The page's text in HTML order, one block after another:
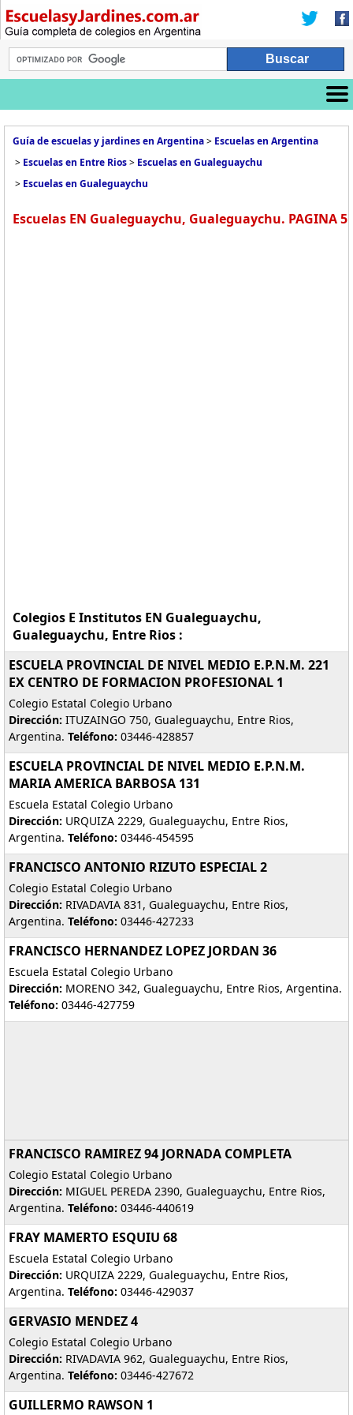
Guía de escuelas y jardines en Argentina> Escuelas en Argentina
> Escuelas en Entre Rios> Escuelas en Gualeguaychu
> Escuelas en Gualeguaychu
Escuelas EN Gualeguaychu, Gualeguaychu. PAGINA 5
Colegios E Institutos EN Gualeguaychu,
Gualeguaychu, Entre Rios :
ESCUELA PROVINCIAL DE NIVEL MEDIO E.P.N.M. 221
EX CENTRO DE FORMACION PROFESIONAL 1
Colegio Estatal Colegio Urbano
Dirección: ITUZAINGO 750, Gualeguaychu, Entre Rios,
Argentina. Teléfono: 03446-428857
ESCUELA PROVINCIAL DE NIVEL MEDIO E.P.N.M.
MARIA AMERICA BARBOSA 131
Escuela Estatal Colegio Urbano
Dirección: URQUIZA 2229, Gualeguaychu, Entre Rios,
Argentina. Teléfono: 03446-454595
FRANCISCO ANTONIO RIZUTO ESPECIAL 2
Colegio Estatal Colegio Urbano
Dirección: RIVADAVIA 831, Gualeguaychu, Entre Rios,
Argentina. Teléfono: 03446-427233
FRANCISCO HERNANDEZ LOPEZ JORDAN 36
Escuela Estatal Colegio Urbano
Dirección: MORENO 342, Gualeguaychu, Entre Rios, Argentina.
Teléfono: 03446-427759
FRANCISCO RAMIREZ 94 JORNADA COMPLETA
Colegio Estatal Colegio Urbano
Dirección: MIGUEL PEREDA 2390, Gualeguaychu, Entre Rios,
Argentina. Teléfono: 03446-440619
FRAY MAMERTO ESQUIU 68
Escuela Estatal Colegio Urbano
Dirección: URQUIZA 2229, Gualeguaychu, Entre Rios,
Argentina. Teléfono: 03446-429037
GERVASIO MENDEZ 4
Colegio Estatal Colegio Urbano
Dirección: RIVADAVIA 962, Gualeguaychu, Entre Rios,
Argentina. Teléfono: 03446-427672
GUILLERMO RAWSON 1